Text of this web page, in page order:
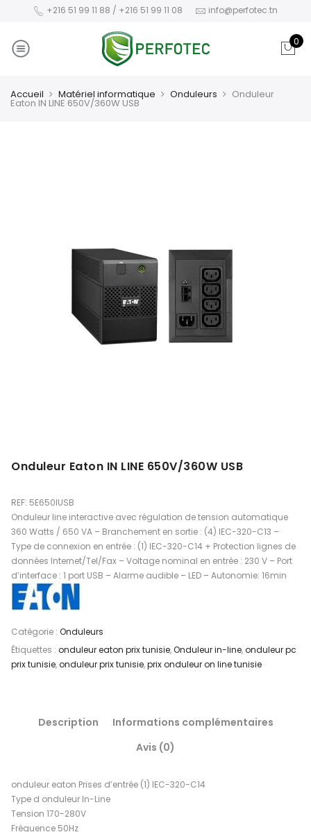
+216 51 99 11 88 / +216 51 99 11 08 info@perfotec.tn
0
Accueil Matériel informatique Onduleurs Onduleur
Eaton IN LINE 650V/360W USB
Onduleur Eaton IN LINE 650V/360W USB
REF: 5E650IUSB
Onduleur line interactive avec régulation de tension automatique
360 Watts / 650 VA – Branchement en sortie : (4) IEC-320-C13 –
Type de connexion en entrée : (1) IEC-320-C14 + Protection lignes de
données Internet/Tel/Fax – Voltage nominal en entrée : 230 V – Port
d’interface : 1 port USB – Alarme audible – LED – Autonomie: 16min
Catégorie : Onduleurs
Étiquettes : onduleur eaton prix tunisie,Onduleur in-line,onduleur pc
prix tunisie,onduleur prix tunisie,prix onduleur on line tunisie
Description
Informations complémentaires
Avis (0)
onduleur eaton Prises d’entrée (1) IEC-320-C14
Type d onduleur In-Line
Tension 170-280V
Fréquence 50Hz